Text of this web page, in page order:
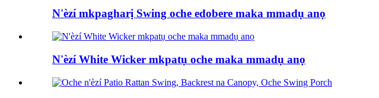
N'èzí mkpagharị Swing oche edobere maka mmadụ anọ
N'èzí White Wicker mkpatụ oche maka mmadụ anọ